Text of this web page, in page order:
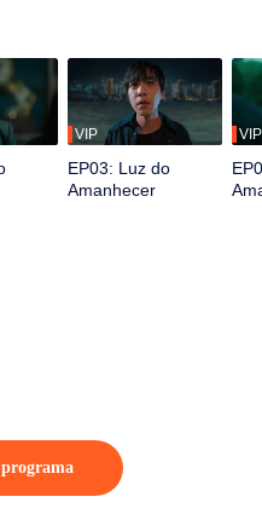
VIP
EP03: Luz do
Amanhecer
VIP